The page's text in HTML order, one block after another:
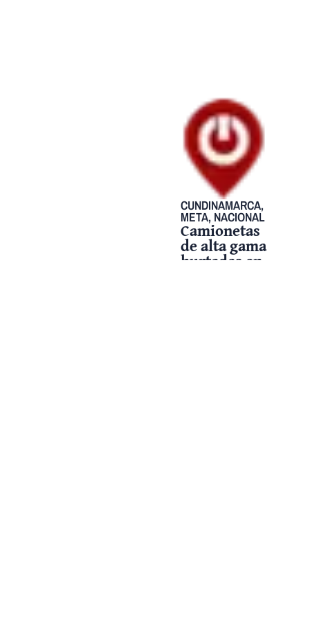
CUNDINAMARCA,
META, NACIONAL
Camionetas
de alta gama
hurtadas en